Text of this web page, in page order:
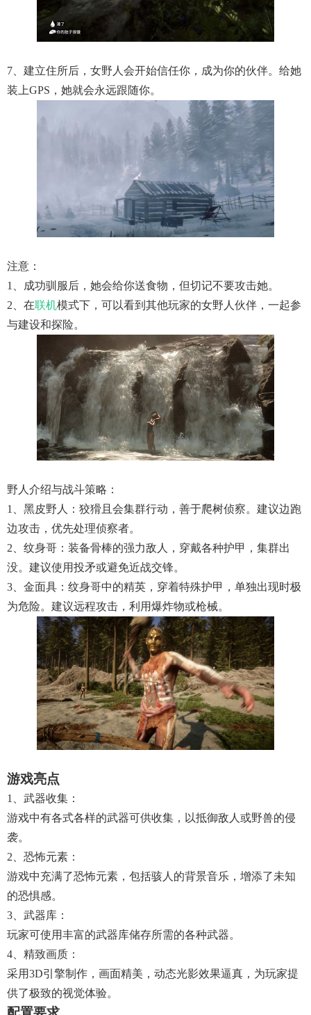
7、建立住所后，女野人会开始信任你，成为你的伙伴。给她
装上GPS，她就会永远跟随你。
注意：
1、成功驯服后，她会给你送食物，但切记不要攻击她。
2、在联机模式下，可以看到其他玩家的女野人伙伴，一起参
与建设和探险。
野人介绍与战斗策略：
1、黑皮野人：狡猾且会集群行动，善于爬树侦察。建议边跑
边攻击，优先处理侦察者。
2、纹身哥：装备骨棒的强力敌人，穿戴各种护甲，集群出
没。建议使用投矛或避免近战交锋。
3、金面具：纹身哥中的精英，穿着特殊护甲，单独出现时极
为危险。建议远程攻击，利用爆炸物或枪械。
游戏亮点
1、武器收集：
游戏中有各式各样的武器可供收集，以抵御敌人或野兽的侵
袭。
2、恐怖元素：
游戏中充满了恐怖元素，包括骇人的背景音乐，增添了未知
的恐惧感。
3、武器库：
玩家可使用丰富的武器库储存所需的各种武器。
4、精致画质：
采用3D引擎制作，画面精美，动态光影效果逼真，为玩家提
供了极致的视觉体验。